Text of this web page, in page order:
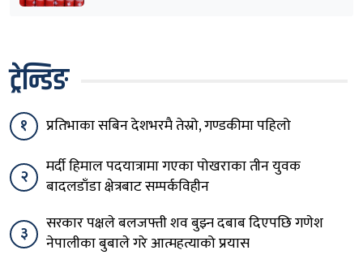
ट्रेन्डिङ
१ प्रतिभाका सबिन देशभरमै तेस्रो, गण्डकीमा पहिलो
२
मर्दी हिमाल पदयात्रामा गएका पोखराका तीन युवक
बादलडाँडा क्षेत्रबाट सम्पर्कविहीन
३
सरकार पक्षले बलजफ्ती शव बुझ्न दबाब दिएपछि गणेश
नेपालीका बुबाले गरे आत्महत्याको प्रयास